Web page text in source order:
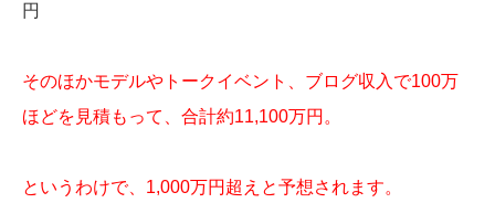
円
そのほかモデルやトークイベント、ブログ収入で100万
ほどを見積もって、合計約11,100万円。
というわけで、1,000万円超えと予想されます。